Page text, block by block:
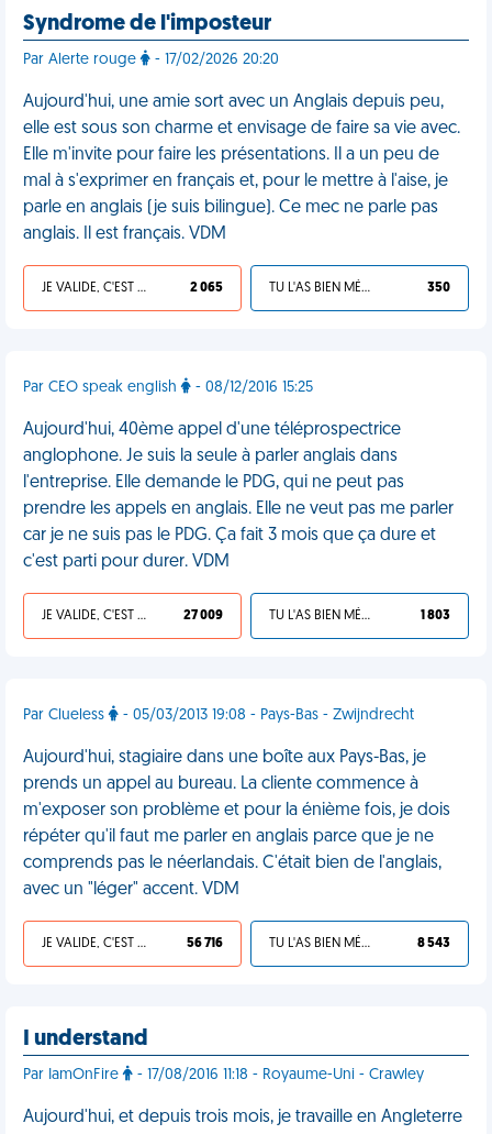
Syndrome de l'imposteur
Par Alerte rouge - 17/02/2026 20:20
Aujourd'hui, une amie sort avec un Anglais depuis peu,
elle est sous son charme et envisage de faire sa vie avec.
Elle m'invite pour faire les présentations. Il a un peu de
mal à s'exprimer en français et, pour le mettre à l'aise, je
parle en anglais (je suis bilingue). Ce mec ne parle pas
anglais. Il est français. VDM
JE VALIDE, C'EST UNE VDM 2 065 TU L'AS BIEN MÉRITÉ 350
Par CEO speak english - 08/12/2016 15:25
Aujourd'hui, 40ème appel d'une téléprospectrice
anglophone. Je suis la seule à parler anglais dans
l'entreprise. Elle demande le PDG, qui ne peut pas
prendre les appels en anglais. Elle ne veut pas me parler
car je ne suis pas le PDG. Ça fait 3 mois que ça dure et
c'est parti pour durer. VDM
JE VALIDE, C'EST UNE VDM 27 009 TU L'AS BIEN MÉRITÉ 1 803
Par Clueless - 05/03/2013 19:08 - Pays-Bas - Zwijndrecht
Aujourd'hui, stagiaire dans une boîte aux Pays-Bas, je
prends un appel au bureau. La cliente commence à
m'exposer son problème et pour la énième fois, je dois
répéter qu'il faut me parler en anglais parce que je ne
comprends pas le néerlandais. C'était bien de l'anglais,
avec un "léger" accent. VDM
JE VALIDE, C'EST UNE VDM 56 716 TU L'AS BIEN MÉRITÉ 8 543
I understand
Par IamOnFire - 17/08/2016 11:18 - Royaume-Uni - Crawley
Aujourd'hui, et depuis trois mois, je travaille en Angleterre